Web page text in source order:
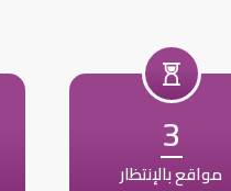
3
مواقع بالإنتظار